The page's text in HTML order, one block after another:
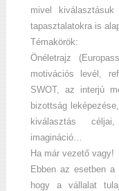
mivel
tapasztalatokra is
Témakörök:
Önéletrajz
motivációs levél,
SWOT, az interjú
bizottság
kiválasztás
imagináció…
Ha már vezető vagy!
Ebben az esetben a
hogy a vállalat